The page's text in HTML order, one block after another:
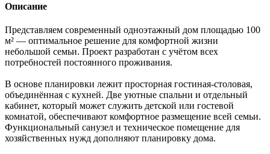
Описание
Представляем современный одноэтажный дом площадью 100
м² — оптимальное решение для комфортной жизни
небольшой семьи. Проект разработан с учётом всех
потребностей постоянного проживания.
В основе планировки лежит просторная гостиная-столовая,
объединённая с кухней. Две уютные спальни и отдельный
кабинет, который может служить детской или гостевой
комнатой, обеспечивают комфортное размещение всей семьи.
Функциональный санузел и техническое помещение для
хозяйственных нужд дополняют планировку дома.